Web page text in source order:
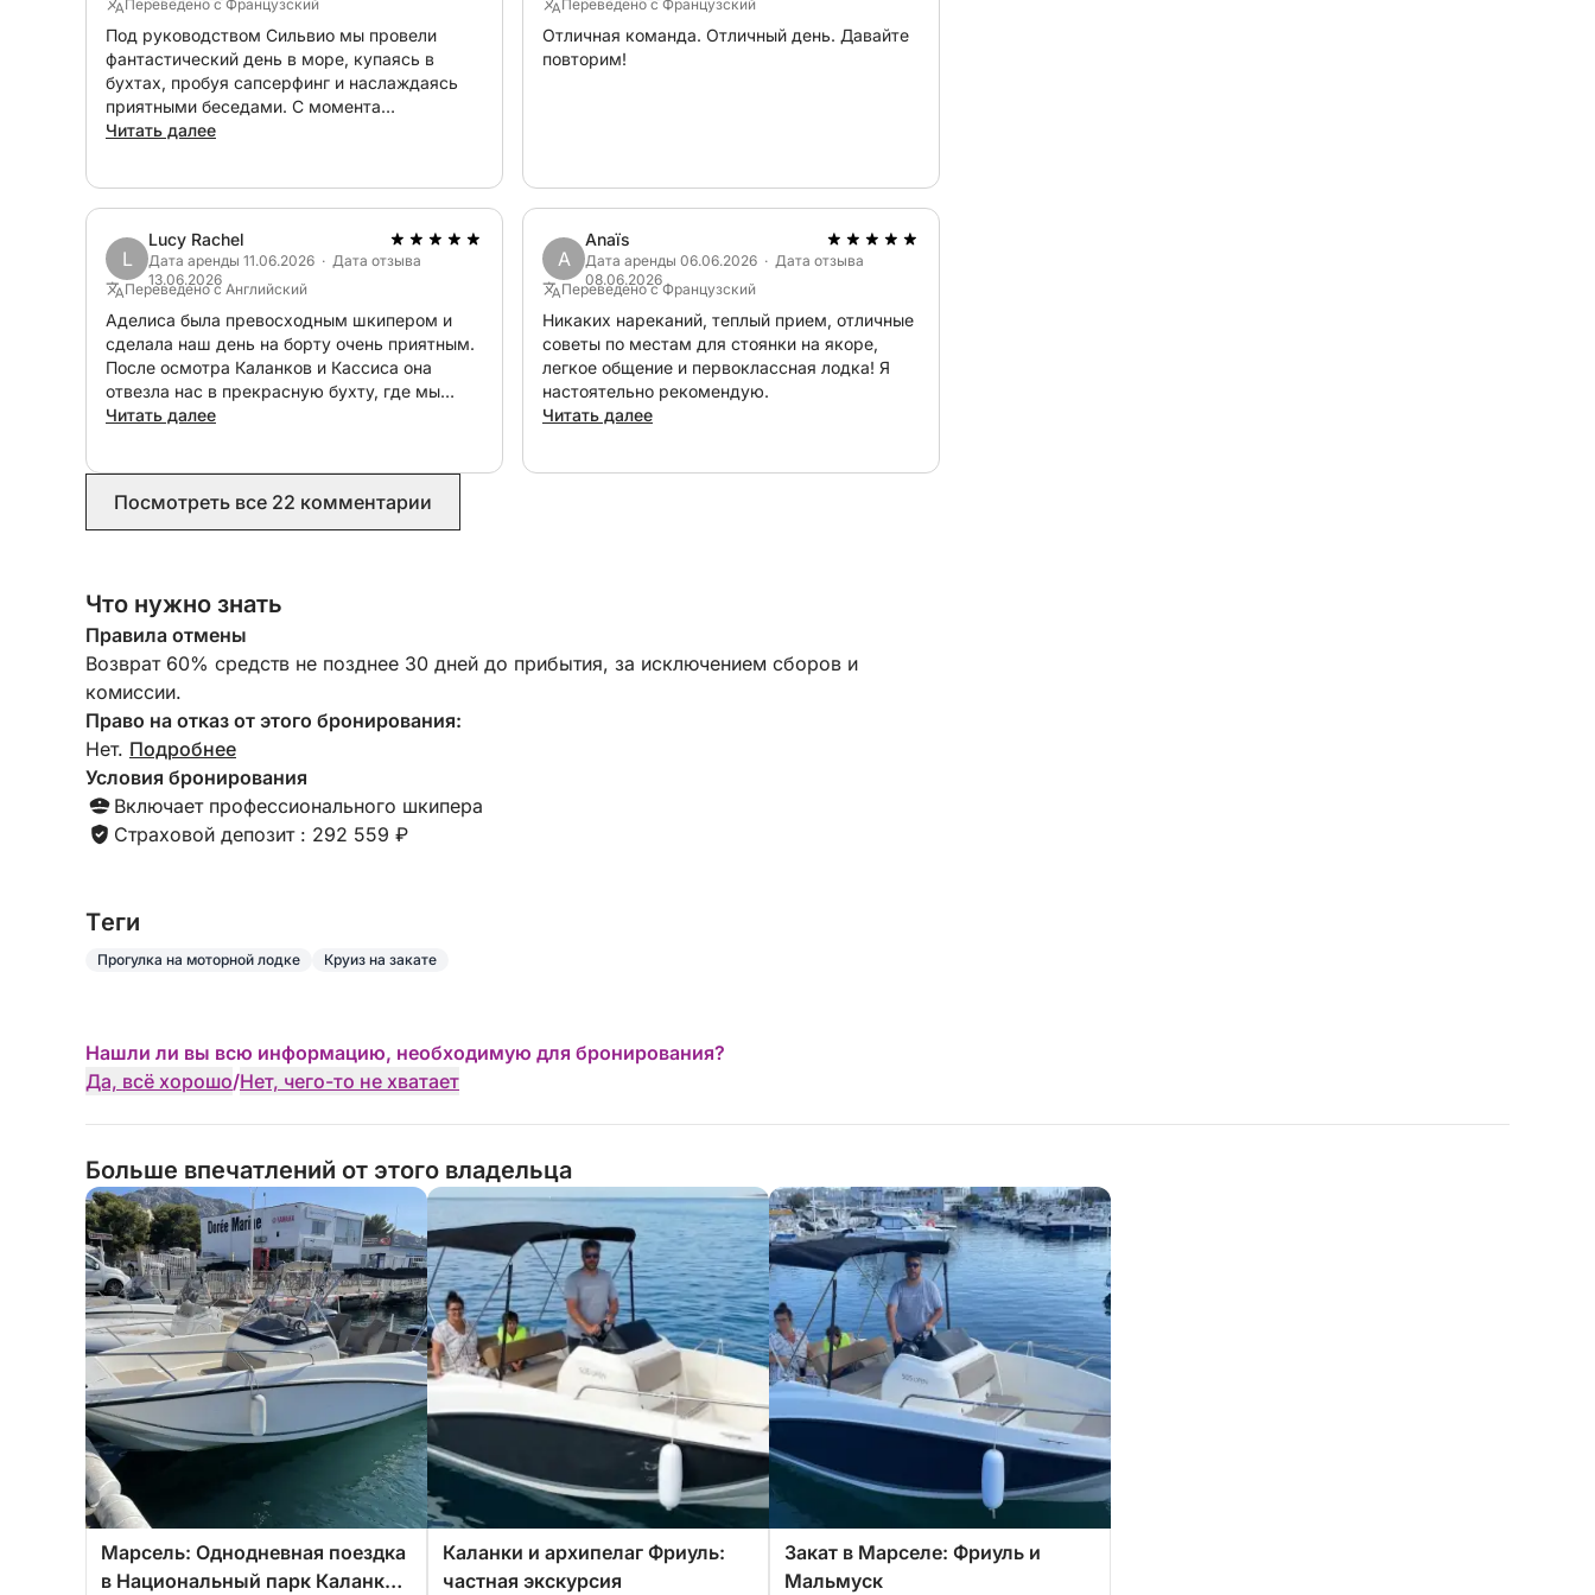
Переведено с Французский
Под руководством Сильвио мы провели
фантастический день в море, купаясь в
бухтах, пробуя сапсерфинг и наслаждаясь
приятными беседами. С момента
бронирования мы были уверены, что все
рекомендую! Еще раз спасибо за ваше
заразительное хорошее настроение ?
Читать далее
Переведено с Французский
Отличная команда. Отличный день. Давайте
повторим!
L
Lucy Rachel
Дата аренды 11.06.2026 · Дата отзыва
13.06.2026
Переведено с Английский
Аделиса была превосходным шкипером и
сделала наш день на борту очень приятным.
После осмотра Каланков и Кассиса она
отвезла нас в прекрасную бухту, где мы
смогли искупаться и полюбоваться видами
Читать далее
A
Anaïs
Дата аренды 06.06.2026 · Дата отзыва
08.06.2026
Переведено с Французский
Никаких нареканий, теплый прием, отличные
советы по местам для стоянки на якоре,
легкое общение и первоклассная лодка! Я
настоятельно рекомендую.
Читать далее
Посмотреть все 22 комментарии
Что нужно знать
Правила отмены
Возврат 60% средств не позднее 30 дней до прибытия, за исключением сборов и
комиссии.
Право на отказ от этого бронирования:
Нет. Подробнее
Условия бронирования
Включает профессионального шкипера
Страховой депозит : 292 559 ₽
Tеги
Прогулка на моторной лодке Круиз на закате
Нашли ли вы всю информацию, необходимую для бронирования?
Да, всё хорошо/Нет, чего-то не хватает
Больше впечатлений от этого владельца
Марсель: Однодневная поездка
в Национальный парк Каланки
Каланки и архипелаг Фриуль:
частная экскурсия
Закат в Марселе: Фриуль и
Мальмуск